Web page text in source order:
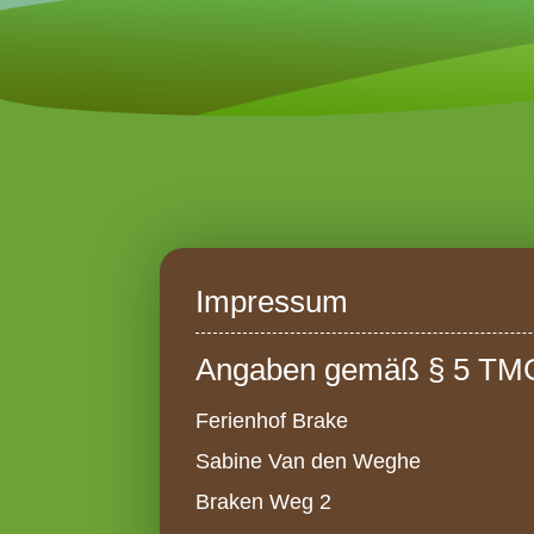
Impressum
Angaben gemäß § 5
Ferienhof Brake
Sabine Van den Weghe
Braken Weg 2